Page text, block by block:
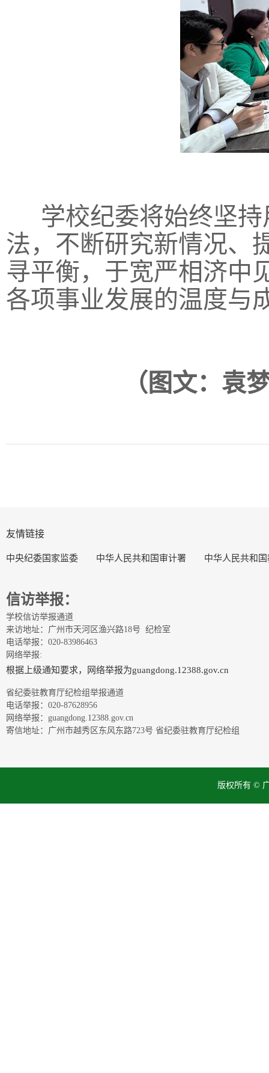
学校纪委将始终坚持
法，不断研究新情况、
寻平衡，于宽严相济中
各项事业发展的温度与
（图文：袁
友情链接
中央纪委国家监委 中华人民共和国审计署 中华人民共和
信访举报：
学校信访举报通道
来访地址：广州市天河区渔兴路18号 纪检室
电话举报：020-83986463
网络举报:
根据上级通知要求，网络举报为guangdong.12388.gov.cn
省纪委驻教育厅纪检组举报通道
电话举报：020-87628956
网络举报：guangdong.12388.gov.cn
寄信地址：广州市越秀区东风东路723号 省纪委驻教育厅纪检组
版权所有 ©